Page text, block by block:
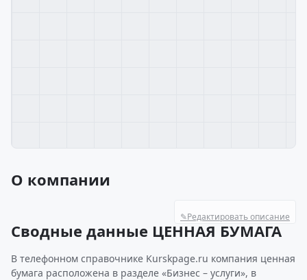
О компании
✎Редактировать описание
Сводные данные ЦЕННАЯ БУМАГА
В телефонном справочнике Kurskpage.ru компания ценная
бумага расположена в разделе «Бизнес – услуги», в